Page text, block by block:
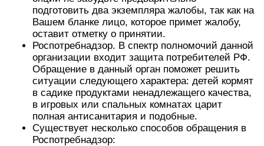
подготовить два экземпляра жалобы, так как на
Вашем бланке лицо, которое примет жалобу,
оставит отметку о принятии.
Роспотребнадзор. В спектр полномочий данной
организации входит защита потребителей РФ.
Обращение в данный орган поможет решить
ситуации следующего характера: детей кормят
в садике продуктами ненадлежащего качества,
в игровых или спальных комнатах царит
полная антисанитария и подобные.
Существует несколько способов обращения в
Роспотребнадзор: